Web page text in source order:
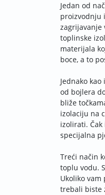
Jedan od
proizvodnju
zagrijavanje
toplinske
materijala
boce, a to
Jednako
od bojlera
bliže
izolaciju na
izolirati.
specijalna
Treći način
toplu vodu.
Ukoliko
trebali biste